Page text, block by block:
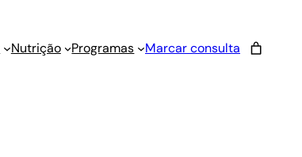
Nutrição Programas Marcar consulta